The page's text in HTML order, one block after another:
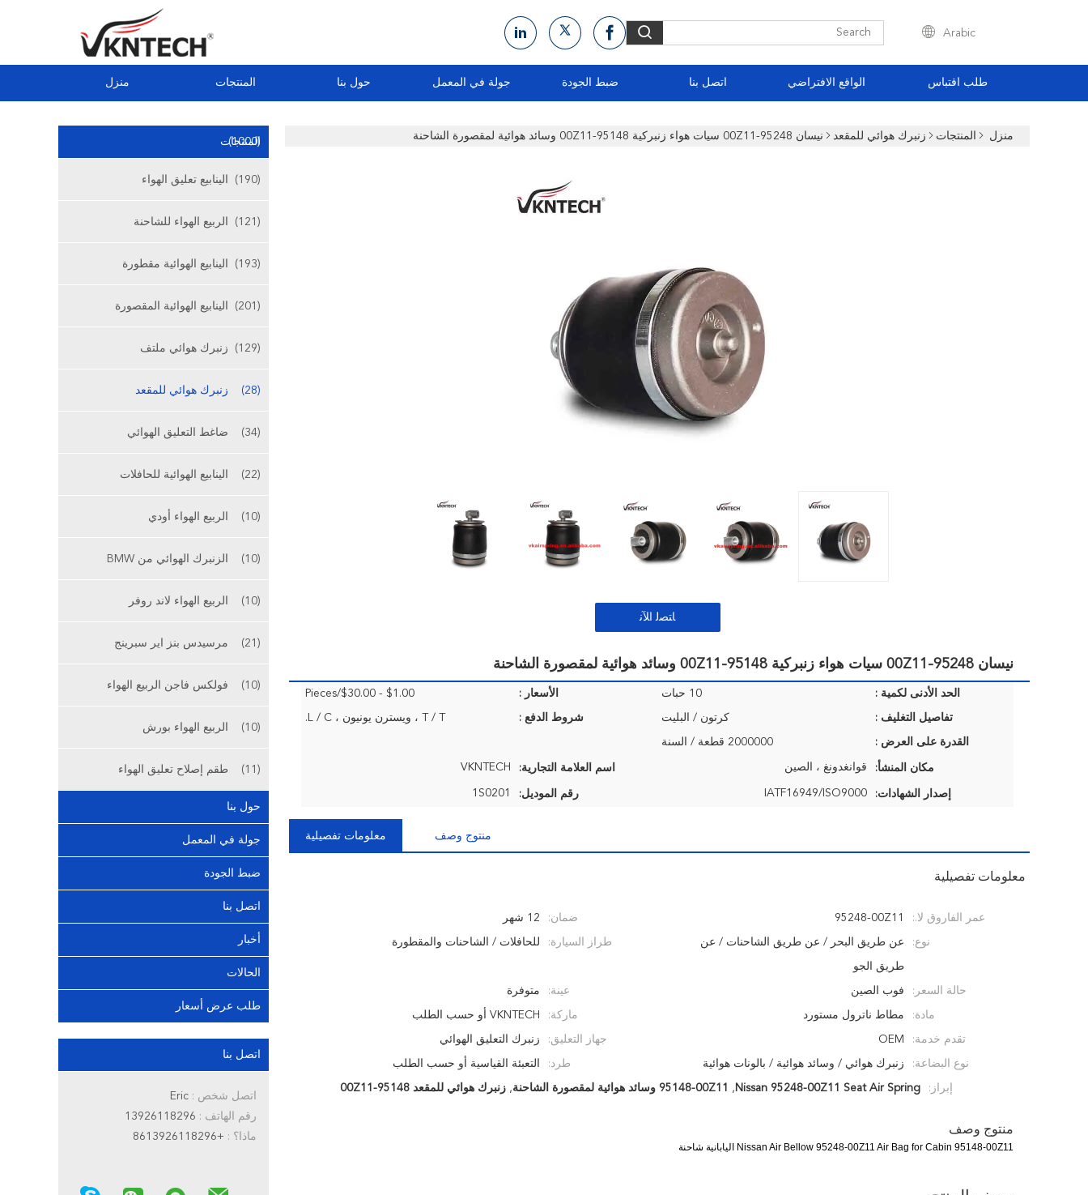
Arabic
منزل المنتجات حول بنا جولة في المعمل ضبط الجودة اتصل بنا الواقع الافتراضي طلب اقتباس
المنتجات(1000)
الينابيع تعليق الهواء (190)
الربيع الهواء للشاحنة (121)
الينابيع الهوائية مقطورة (193)
الينابيع الهوائية المقصورة (201)
زنبرك هوائي ملتف (129)
زنبرك هوائي للمقعد (28)
ضاغط التعليق الهوائي (34)
الينابيع الهوائية للحافلات (22)
الربيع الهواء أودي (10)
الزنبرك الهوائي من BMW (10)
الربيع الهواء لاند روفر (10)
مرسيدس بنز اير سبرينج (21)
فولكس فاجن الربيع الهواء (10)
الربيع الهواء بورش (10)
طقم إصلاح تعليق الهواء (11)
حول بنا
جولة في المعمل
ضبط الجودة
اتصل بنا
أخبار
الحالات
طلب عرض أسعار
اتصل بنا
اتصل شخص :
رقم الهاتف :
ماذا؟ : +8613926118296
منزل المنتجات زنبرك هوائي للمقعد نيسان 95248-00Z11 سيات هواء زنبركية 95148-00Z11 وسائد هوائية لمقصورة الشاحنة
ﺎﺘﺼﻟ ﺍﻶﻧ
نيسان 95248-00Z11 سيات هواء زنبركية 95148-00Z11 وسائد هوائية لمقصورة الشاحنة
الحد الأدنى لكمية : 10 حبات الأسعار : $1.00 - $30.00/Pieces
تفاصيل التغليف : كرتون / البليت شروط الدفع : T / T ، ويسترن يونيون ، L / C.
القدرة على العرض : 2000000 قطعة / السنة
مكان المنشأ: قوانغدونغ ، الصين اسم العلامة التجارية: VKNTECH
إصدار الشهادات: IATF16949/ISO9000 رقم الموديل: 1S0201
معلومات تفصيلية منتوج وصف
معلومات تفصيلية
عمر الفاروق لا.: 95248-00Z11 ضمان: 12 شهر
نوع: عن طريق البحر / عن طريق الشاحنات / عن
طريق الجو
طراز السيارة: للحافلات / الشاحنات والمقطورة
حالة السعر: فوب الصين عينة: متوفرة
مادة: مطاط ناترول مستورد ماركة: VKNTECH أو حسب الطلب
تقدم خدمة: OEM جهاز التعليق: زنبرك التعليق الهوائي
نوع البضاعة: زنبرك هوائي / وسائد هوائية / بالونات هوائية طرد: التعبئة القياسية أو حسب الطلب
إبراز: Nissan 95248-00Z11 Seat Air Spring
, 95148-00Z11 وسائد هوائية لمقصورة الشاحنة , زنبرك هوائي للمقعد 95148-00Z11
منتوج وصف
Nissan Air Bellow 95248-00Z11 Air Bag for Cabin 95148-00Z11 اليابانية شاحنة